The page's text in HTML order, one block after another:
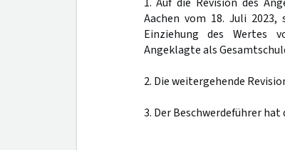
Aachen vom 18. Juli
Einziehung des Wertes
Angeklagte als
2. Die weitergehende
3. Der Beschwerdeführer